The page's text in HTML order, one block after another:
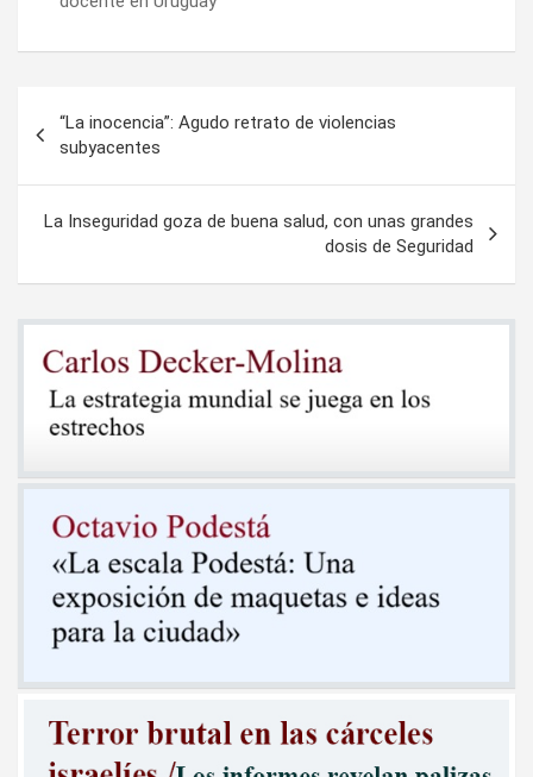
de
entradas
“La inocencia”: Agudo retrato de violencias
subyacentes
La Inseguridad goza de buena salud, con unas grandes
dosis de Seguridad